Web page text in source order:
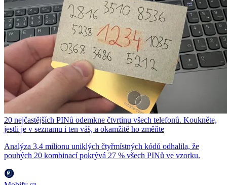
20 nejčastějších PINů odemkne čtvrtinu všech telefonů. Koukněte,
jestli je v seznamu i ten váš, a okamžitě ho změňte
Analýza 3,4 milionu uniklých čtyřmístných kódů odhalila, že
pouhých 20 kombinací pokrývá 27 % všech PINů ve vzorku.